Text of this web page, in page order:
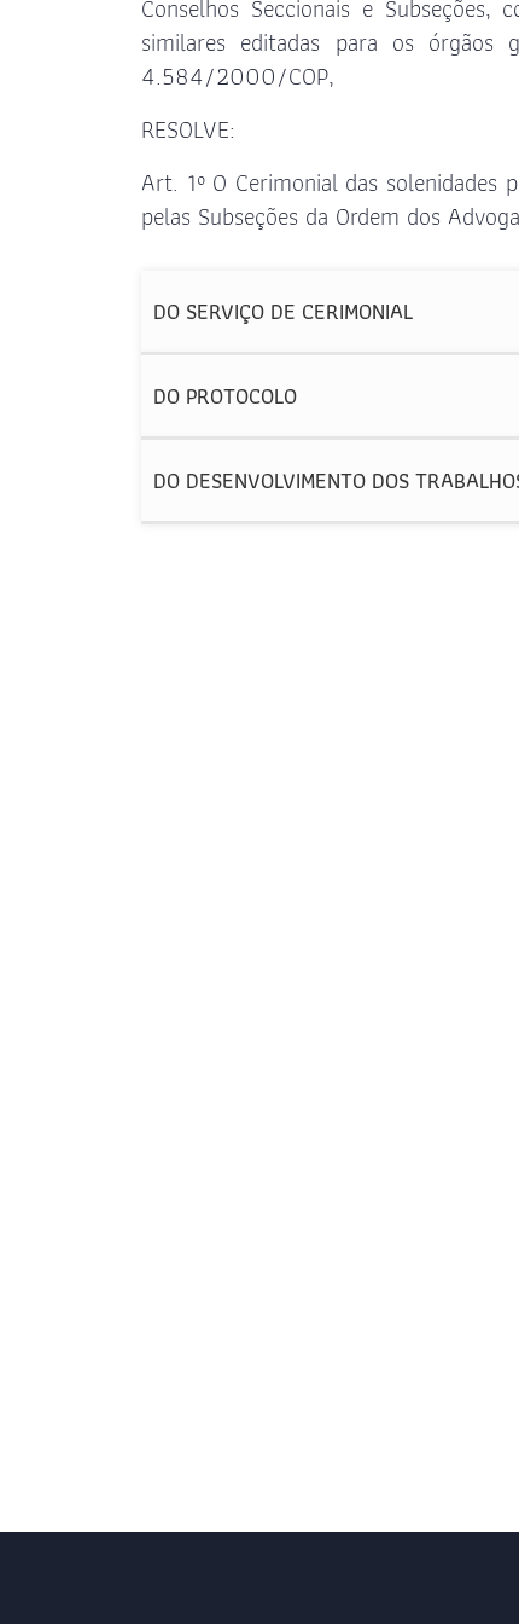
Conselhos Seccionais e
similares editadas para os órgãos
4.584/2000/COP,
RESOLVE:
Art. 1º O Cerimonial das solenidades
pelas Subseções da Ordem dos
DO SERVIÇO DE CERIMONIAL
DO PROTOCOLO
DO DESENVOLVIMENTO DOS